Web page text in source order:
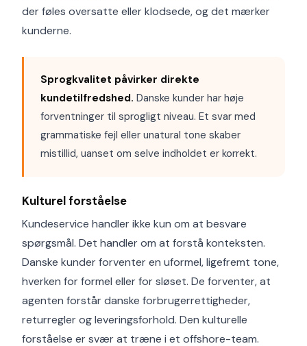
der føles oversatte eller klodsede, og det mærker
kunderne.
Sprogkvalitet påvirker direkte
kundetilfredshed. Danske kunder har høje
forventninger til sprogligt niveau. Et svar med
grammatiske fejl eller unatural tone skaber
mistillid, uanset om selve indholdet er korrekt.
Kulturel forståelse
Kundeservice handler ikke kun om at besvare
spørgsmål. Det handler om at forstå konteksten.
Danske kunder forventer en uformel, ligefremt tone,
hverken for formel eller for sløset. De forventer, at
agenten forstår danske forbrugerrettigheder,
returregler og leveringsforhold. Den kulturelle
forståelse er svær at træne i et offshore-team.